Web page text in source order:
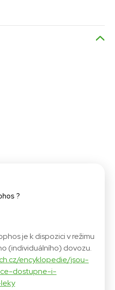
?
je k dispozici v režimu
(individuálního) dovozu.
encyklopedie/jsou-
dostupne-i-